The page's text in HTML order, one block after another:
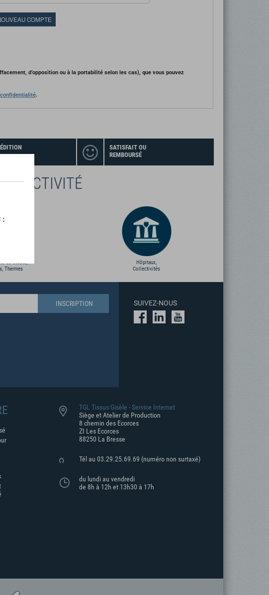
d’opposition ou à la portabilité selon les cas), que vous pouvez
.
SATISFAIT OU
REMBOURSÉ
D'ACTIVITÉ
de beauté,
Thermes
Hôpitaux,
Collectivités
SUIVEZ-NOUS
TGL Tissus Gisèle - Service Internet
Siège et Atelier de Production
8 chemin des Ecorces
ZI Les Ecorces
88250 La Bresse
Tél au 03.29.25.69.69 (numéro non surtaxé)
du lundi au vendredi
de 8h à 12h et 13h30 à 17h
: